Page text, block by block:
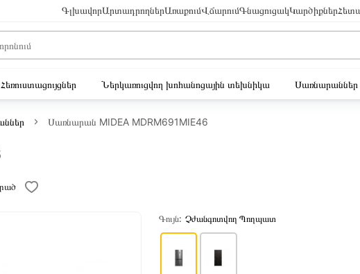
ԳլխավորԱրտադրողներԱռաքումՎճարումԳնացուցակԿարծիքներ
Հեռուստացույցներ Ներկառուցվող խոհանոցային տեխնիկա Սառնարաններ
Սառնարան MIDEA MDRM691MIE46
Գույն: Չժանգոտվող Պողպատ